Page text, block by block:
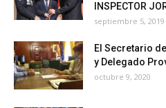
INSPECTOR
septiembre 5, 2019
El Secretario
y Delegado
octubre 9, 2020